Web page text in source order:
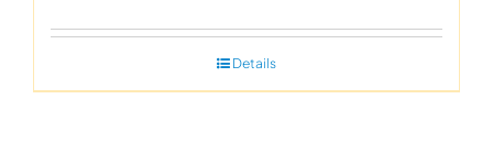
Details